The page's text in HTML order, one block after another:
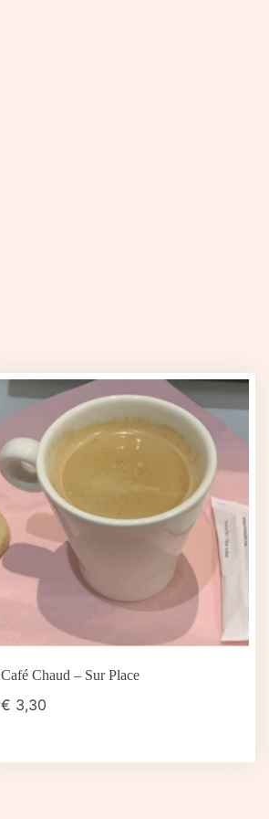
Café Chaud – Sur Place
€ 3,30